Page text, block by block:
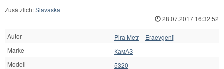
Zusätzlich:Slavaska
28.07.2017 16:32:52
Autor Pira Metr
Eraevgenij
Marke
КамАЗ
Modell
5320